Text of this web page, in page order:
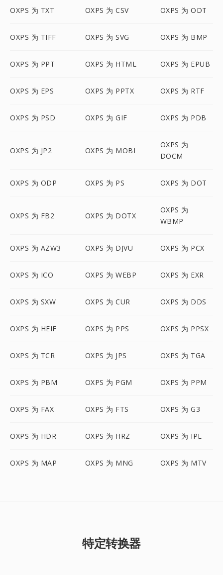
OXPS 为 TXT OXPS 为 CSV OXPS 为 ODT
OXPS 为 TIFF OXPS 为 SVG OXPS 为 BMP
OXPS 为 PPT OXPS 为 HTML OXPS 为 EPUB
OXPS 为 EPS OXPS 为 PPTX OXPS 为 RTF
OXPS 为 PSD OXPS 为 GIF OXPS 为 PDB
OXPS 为 JP2 OXPS 为 MOBI
OXPS 为
DOCM
OXPS 为 ODP OXPS 为 PS OXPS 为 DOT
OXPS 为 FB2 OXPS 为 DOTX
OXPS 为
WBMP
OXPS 为 AZW3 OXPS 为 DJVU OXPS 为 PCX
OXPS 为 ICO OXPS 为 WEBP OXPS 为 EXR
OXPS 为 SXW OXPS 为 CUR OXPS 为 DDS
OXPS 为 HEIF OXPS 为 PPS OXPS 为 PPSX
OXPS 为 TCR OXPS 为 JPS OXPS 为 TGA
OXPS 为 PBM OXPS 为 PGM OXPS 为 PPM
OXPS 为 FAX OXPS 为 FTS OXPS 为 G3
OXPS 为 HDR OXPS 为 HRZ OXPS 为 IPL
OXPS 为 MAP OXPS 为 MNG OXPS 为 MTV
特定转换器